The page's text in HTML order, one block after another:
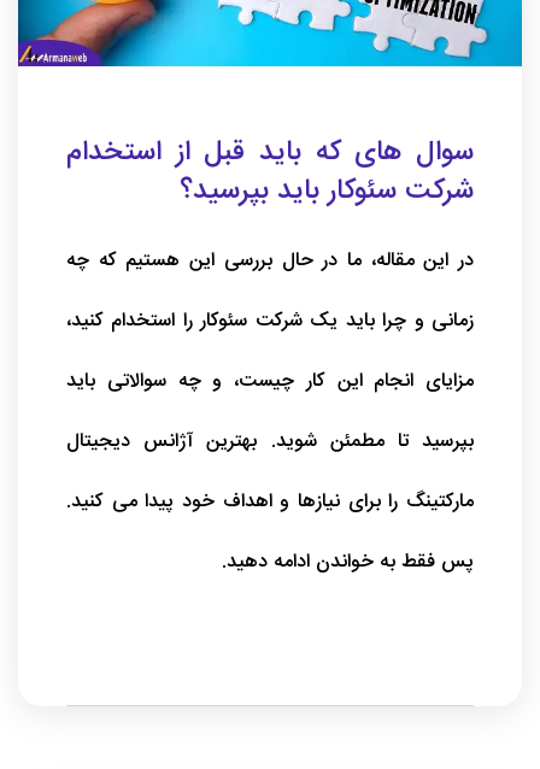
سوال های که باید قبل از استخدام
شرکت سئوکار باید بپرسید؟
در این مقاله، ما در حال بررسی این هستیم که چه
زمانی و چرا باید یک شرکت سئوکار را استخدام کنید،
مزایای انجام این کار چیست، و چه سوالاتی باید
بپرسید تا مطمئن شوید. بهترین آژانس دیجیتال
مارکتینگ را برای نیازها و اهداف خود پیدا می کنید.
پس فقط به خواندن ادامه دهید.